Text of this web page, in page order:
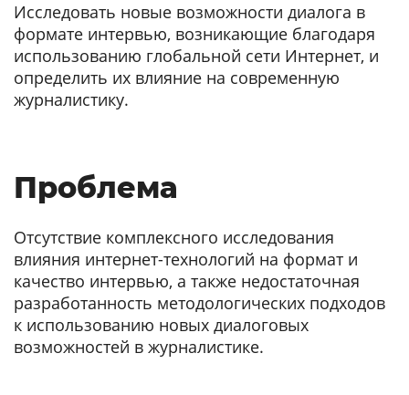
Исследовать новые возможности диалога в
формате интервью, возникающие благодаря
использованию глобальной сети Интернет, и
определить их влияние на современную
журналистику.
Проблема
Отсутствие комплексного исследования
влияния интернет-технологий на формат и
качество интервью, а также недостаточная
разработанность методологических подходов
к использованию новых диалоговых
возможностей в журналистике.